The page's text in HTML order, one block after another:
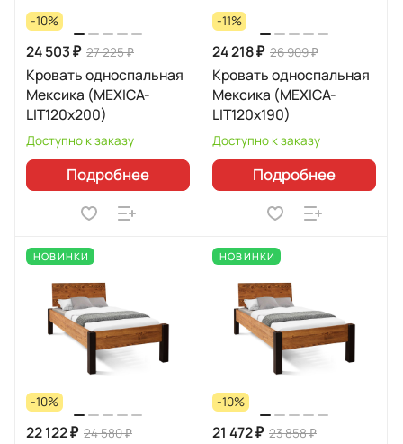
-10%
24 503 ₽ 27 225 ₽
Кровать односпальная
Мексика (MEXICA-
LIT120х200)
Доступно к заказу
Подробнее
-11%
24 218 ₽ 26 909 ₽
Кровать односпальная
Мексика (MEXICA-
LIT120х190)
Доступно к заказу
Подробнее
НОВИНКИ
-10%
22 122 ₽ 24 580 ₽
НОВИНКИ
-10%
21 472 ₽ 23 858 ₽